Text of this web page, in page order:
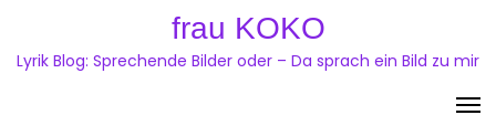
content
frau KOKO
Lyrik Blog: Sprechende Bilder oder – Da sprach ein Bild zu mir